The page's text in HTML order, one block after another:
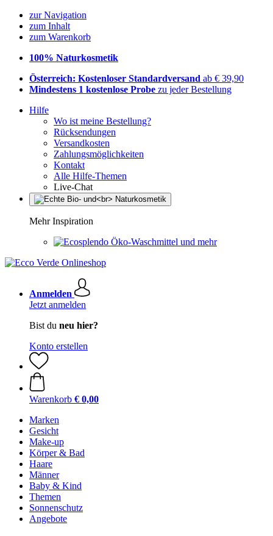
zur Navigation
zum Inhalt
zum Warenkorb
100% Naturkosmetik
Österreich: Kostenloser Standardversand ab € 39,90
Mindestens 1 kostenlose Probe zu jeder Bestellung
Hilfe
Wo ist meine Bestellung?
Rücksendungen
Versandkosten
Zahlungsmöglichkeiten
Kontakt
Alle Hilfe-Themen
Live-Chat
Mehr Inspiration
Öko-Waschmittel und mehr
Anmelden
Jetzt anmelden
Bist du neu hier?
Konto erstellen
Warenkorb € 0,00
Marken
Gesicht
Make-up
Körper & Bad
Haare
Männer
Baby & Kind
Themen
Sonnenschutz
Angebote